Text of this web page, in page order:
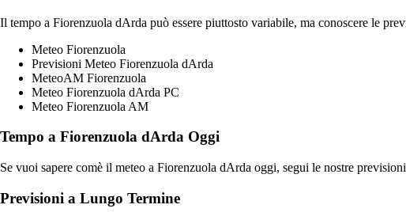
Il tempo a Fiorenzuola dArda può essere piuttosto variabile, ma conoscere le
Meteo Fiorenzuola
Previsioni Meteo Fiorenzuola dArda
MeteoAM Fiorenzuola
Meteo Fiorenzuola dArda PC
Meteo Fiorenzuola AM
Tempo a Fiorenzuola dArda Oggi
Se vuoi sapere comè il meteo a Fiorenzuola dArda oggi, segui le nostre
Previsioni a Lungo Termine